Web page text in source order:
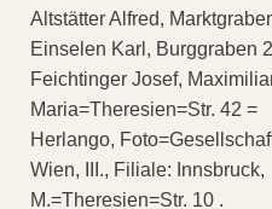
Altstätter Alfred,
Einselen Karl, Burggraben
Feichtinger Josef,
Maria=Theresien=Str. 42 =
Herlango,
Wien, III., Filiale: Innsbruck,
M.=Theresien=Str. 10 .